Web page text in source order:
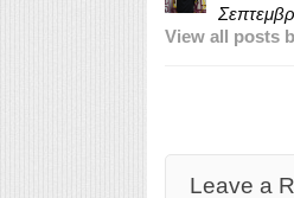
View all posts
Leave a